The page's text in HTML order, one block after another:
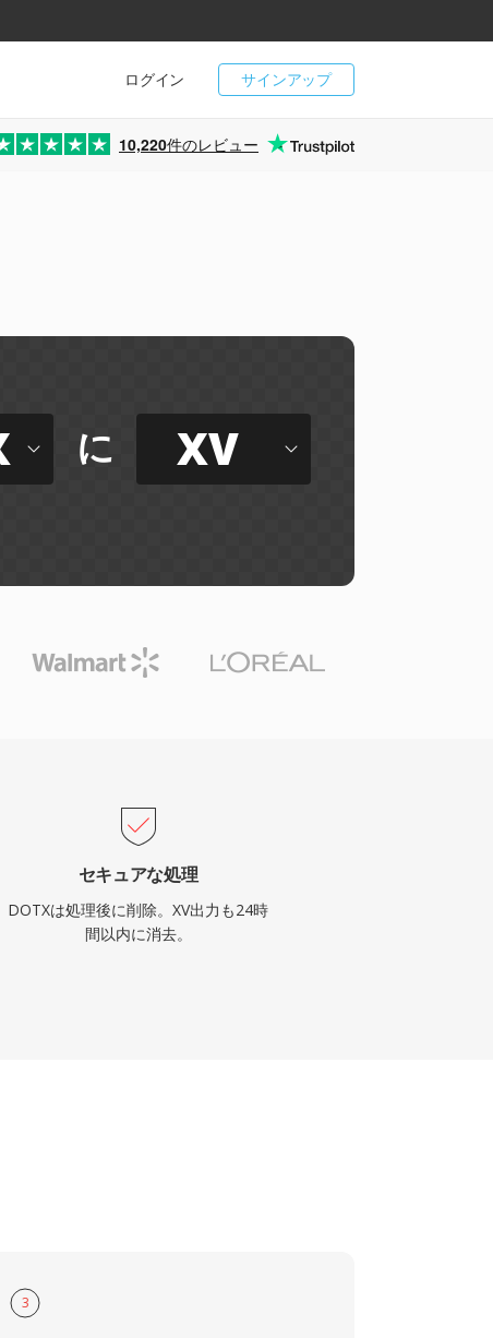
サインアップ
ログイン
10,220件のレビュー
に XV
セキュアな処理
DOTXは処理後に削除。XV出力も24時
間以内に消去。
3